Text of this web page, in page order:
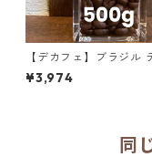
【デカフェ】ブラジル
ェ フロラータ No.2 500g（1
00g単価の20％OFF）
¥3,974
同